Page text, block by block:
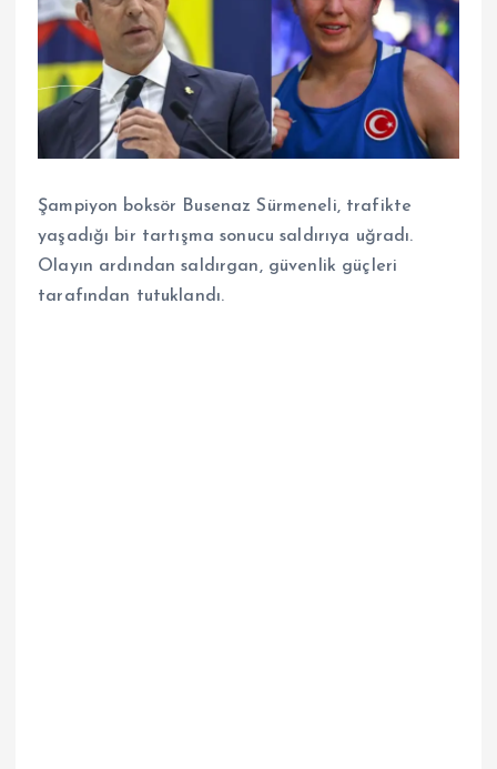
Şampiyon boksör Busenaz Sürmeneli, trafikte
yaşadığı bir tartışma sonucu saldırıya uğradı.
Olayın ardından saldırgan, güvenlik güçleri
tarafından tutuklandı.